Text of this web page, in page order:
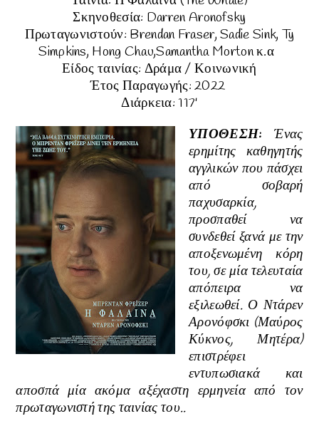
Σκηνοθεσία: Darren Aronofsky
Πρωταγωνιστούν: Brendan Fraser, Sadie Sink, Ty
Simpkins, Hong Chau,Samantha Morton κ.α
Είδος ταινίας: Δράμα / Κοινωνική
Έτος Παραγωγής: 2022
Διάρκεια:117'
ΥΠΟΘΕΣΗ:Ένας
ερημίτης καθηγητής
αγγλικών που πάσχει
από σοβαρή
παχυσαρκία,
προσπαθεί να
συνδεθεί ξανά με την
αποξενωμένη κόρη
του, σε μία τελευταία
απόπειρα να
εξιλεωθεί. Ο Ντάρεν
Αρονόφσκι (Μαύρος
Κύκνος, Μητέρα)
επιστρέφει
εντυπωσιακά και
αποσπά μία ακόμα αξέχαστη ερμηνεία από τον
πρωταγωνιστή της ταινίας του..